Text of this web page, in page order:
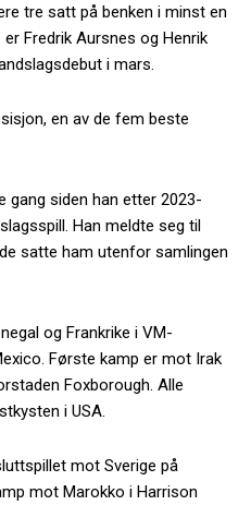
tre satt på benken i minst en
Fredrik Aursnes og Henrik
i mars.
en av de fem beste
siden han etter 2023-
Han meldte seg til
satte ham utenfor samlingen
og Frankrike i VM-
Første kamp er mot Irak
Foxborough. Alle
i USA.
mot Sverige på
mot Marokko i Harrison